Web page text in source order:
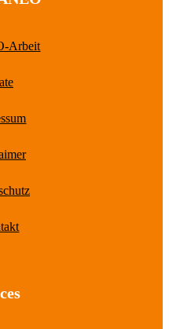
Arbeit